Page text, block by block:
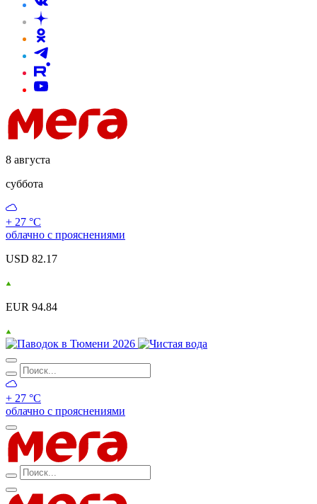
8 августа
суббота
+ 27 °С
облачно с прояснениями
USD 82.17
EUR 94.84
+ 27 °С
облачно с прояснениями